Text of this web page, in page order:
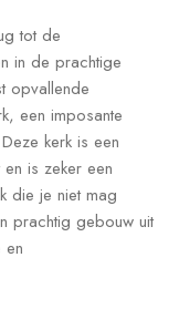
tot de
in de prachtige
opvallende
een imposante
kerk is een
is zeker een
die je niet mag
prachtig gebouw uit
en